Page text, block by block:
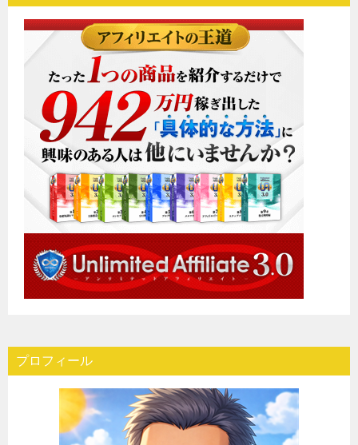
プロフィール